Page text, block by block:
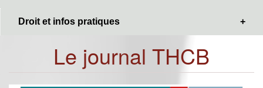
Droit et infos pratiques
Le journal THCB